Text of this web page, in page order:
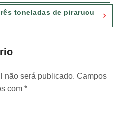
toneladas de pirarucu
não será publicado. Campos
com *